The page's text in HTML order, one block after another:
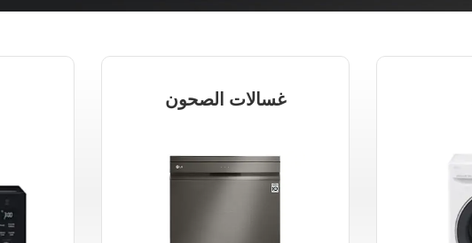
غسالات الصحون